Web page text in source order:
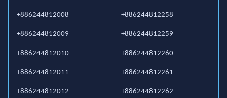
+886244812008
+886244812009
+886244812010
+886244812011
+886244812012
+886244812258
+886244812259
+886244812260
+886244812261
+886244812262